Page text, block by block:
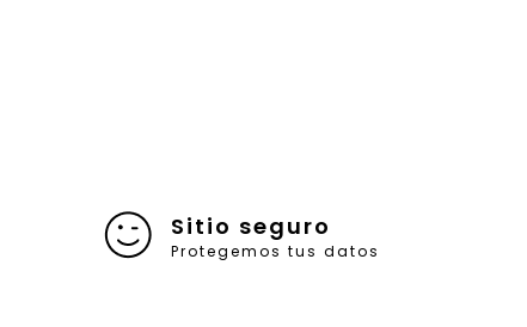
Sitio seguro
Protegemos tus datos